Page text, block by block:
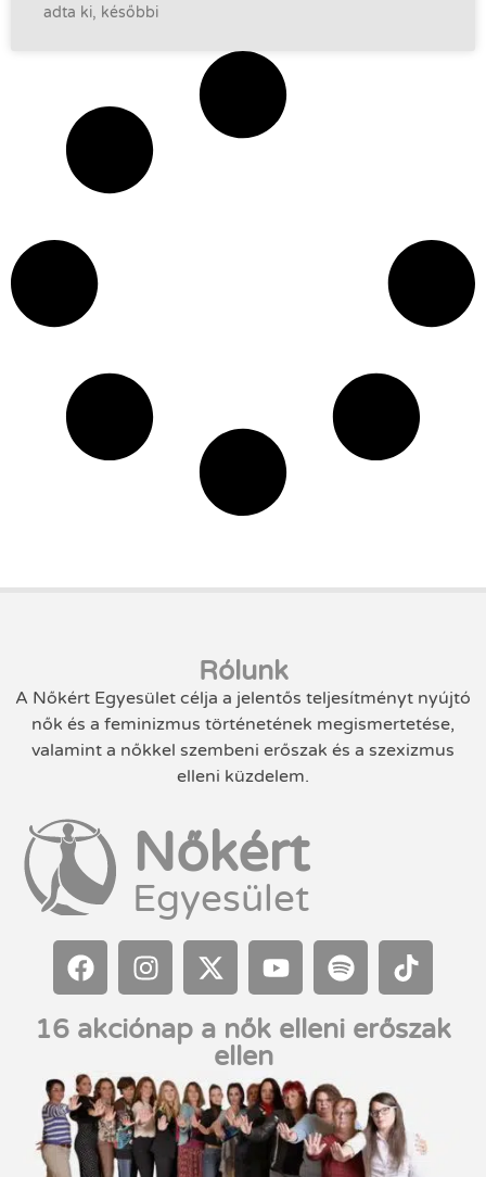
adta ki, későbbi
Rólunk
A Nőkért Egyesület célja a jelentős teljesítményt nyújtó
nők és a feminizmus történetének megismertetése,
valamint a nőkkel szembeni erőszak és a szexizmus
elleni küzdelem.
Nőkért
Egyesület
16 akciónap a nők elleni erőszak
ellen